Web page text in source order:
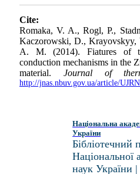
Cite:
Romaka, V. A., Rogl, P.,
Kaczorowski, D.,
A. M. (2014). Fiatures of
conduction mechanisms in the
material. Journal of
http://jnas.nbuv.gov.ua/article/
Національна
України
Бібліотечний
Національної
наук України